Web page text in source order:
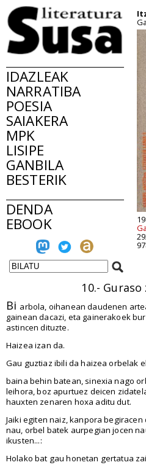
IDAZLEAK
NARRATIBA
POESIA
SAIAKERA
MPK
LISIPE
GANBILA
BESTERIK
DENDA
EBOOK
10.-
Bi arbola, oihanean daudenen
gainean dacazi, eta gainerakoek
astincen dituzte.
Haizea izan da.
Gau guztiaz ibili da haizea orbelak
baina behin batean, sinexia nago
leihora, boz apurtuez deicen
hauxten zenaren hoxa aditu dut.
Jaiki egiten naiz, kanpora
nau, orbel batek aurpegian jocen
ikusten...:
Holako bat gau honetan gertatua